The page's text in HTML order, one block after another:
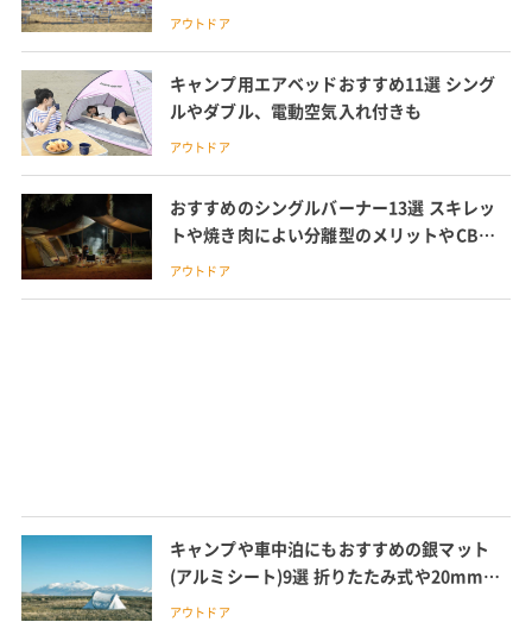
アウトドア
キャンプ用エアベッドおすすめ11選 シング
ルやダブル、電動空気入れ付きも
アウトドア
おすすめのシングルバーナー13選 スキレッ
トや焼き肉によい分離型のメリットやCB缶
とOD缶の違いなど紹介
アウトドア
キャンプや車中泊にもおすすめの銀マット
(アルミシート)9選 折りたたみ式や20mmの
厚手タイプも
アウトドア